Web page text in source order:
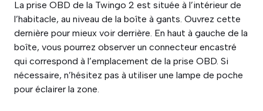
La prise OBD de la Twingo 2 est située à l’intérieur de
l’habitacle, au niveau de la boîte à gants. Ouvrez cette
dernière pour mieux voir derrière. En haut à gauche de la
boîte, vous pourrez observer un connecteur encastré
qui correspond à l’emplacement de la prise OBD. Si
nécessaire, n’hésitez pas à utiliser une lampe de poche
pour éclairer la zone.